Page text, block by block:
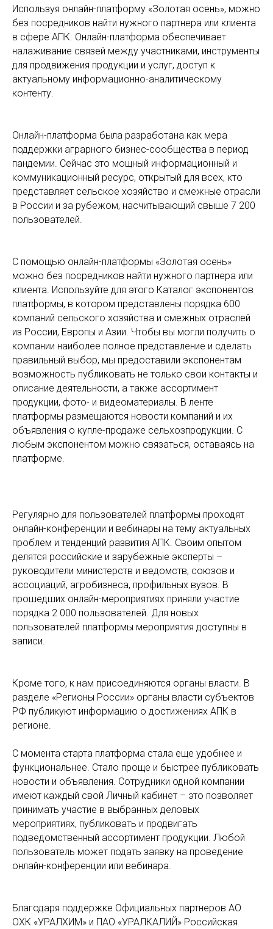
Используя онлайн-платформу «Золотая осень», можно
без посредников найти нужного партнера или клиента
в сфере АПК. Онлайн-платформа обеспечивает
налаживание связей между участниками, инструменты
для продвижения продукции и услуг, доступ к
актуальному информационно-аналитическому
контенту.
Онлайн-платформа была разработана как мера
поддержки аграрного бизнес-сообщества в период
пандемии. Сейчас это мощный информационный и
коммуникационный ресурс, открытый для всех, кто
представляет сельское хозяйство и смежные отрасли
в России и за рубежом, насчитывающий свыше 7 200
пользователей.
С помощью онлайн-платформы «Золотая осень»
можно без посредников найти нужного партнера или
клиента. Используйте для этого Каталог экспонентов
платформы, в котором представлены порядка 600
компаний сельского хозяйства и смежных отраслей
из России, Европы и Азии. Чтобы вы могли получить о
компании наиболее полное представление и сделать
правильный выбор, мы предоставили экспонентам
возможность публиковать не только свои контакты и
описание деятельности, а также ассортимент
продукции, фото- и видеоматериалы. В ленте
платформы размещаются новости компаний и их
объявления о купле-продаже сельхозпродукции. С
любым экспонентом можно связаться, оставаясь на
платформе.
Регулярно для пользователей платформы проходят
онлайн-конференции и вебинары на тему актуальных
проблем и тенденций развития АПК. Своим опытом
делятся российские и зарубежные эксперты –
руководители министерств и ведомств, союзов и
ассоциаций, агробизнеса, профильных вузов. В
прошедших онлайн-мероприятиях приняли участие
порядка 2 000 пользователей. Для новых
пользователей платформы мероприятия доступны в
записи.
Кроме того, к нам присоединяются органы власти. В
разделе «Регионы России» органы власти субъектов
РФ публикуют информацию о достижениях АПК в
регионе.
С момента старта платформа стала еще удобнее и
функциональнее. Стало проще и быстрее публиковать
новости и объявления. Сотрудники одной компании
имеют каждый свой Личный кабинет – это позволяет
принимать участие в выбранных деловых
мероприятиях, публиковать и продвигать
подведомственный ассортимент продукции. Любой
пользователь может подать заявку на проведение
онлайн-конференции или вебинара.
Благодаря поддержке Официальных партнеров АО
ОХК «УРАЛХИМ» и ПАО «УРАЛКАЛИЙ» Российская